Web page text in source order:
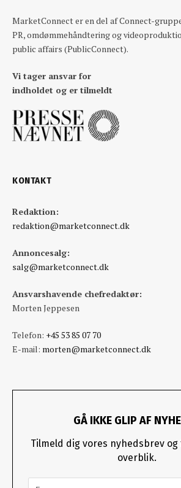
MarketConnect er en del af Connect-
PR, omdømmehåndtering og
public affairs (PublicConnect).
Vi tager ansvar for
indholdet og er tilmeldt
KONTAKT
Redaktion:
redaktion@marketconnect.dk
Annoncesalg:
salg@marketconnect.dk
Ansvarshavende chefredaktør:
Morten Jeppesen
Telefon: +45 53 85 07 70
E-mail: morten@marketconnect.dk
GÅ IKKE GLIP AF
Tilmeld dig vores nyhedsbrev
overblik.